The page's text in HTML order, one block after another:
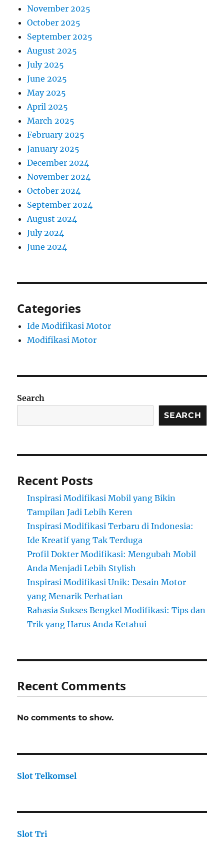
November 2025
October 2025
September 2025
August 2025
July 2025
June 2025
May 2025
April 2025
March 2025
February 2025
January 2025
December 2024
November 2024
October 2024
September 2024
August 2024
July 2024
June 2024
Categories
Ide Modifikasi Motor
Modifikasi Motor
Search
SEARCH
Recent Posts
Inspirasi Modifikasi Mobil yang Bikin
Tampilan Jadi Lebih Keren
Inspirasi Modifikasi Terbaru di Indonesia:
Ide Kreatif yang Tak Terduga
Profil Dokter Modifikasi: Mengubah Mobil
Anda Menjadi Lebih Stylish
Inspirasi Modifikasi Unik: Desain Motor
yang Menarik Perhatian
Rahasia Sukses Bengkel Modifikasi: Tips dan
Trik yang Harus Anda Ketahui
Recent Comments
No comments to show.
Slot Telkomsel
Slot Tri